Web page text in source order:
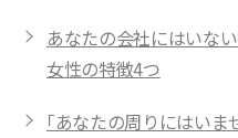
あなたの会社にはいな
女性の特徴4つ
「あなたの周りにはい